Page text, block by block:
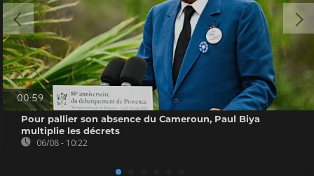
00:59
Pour pallier son absence du Cameroun, Paul Biya
multiplie les décrets
06/08 - 10:22